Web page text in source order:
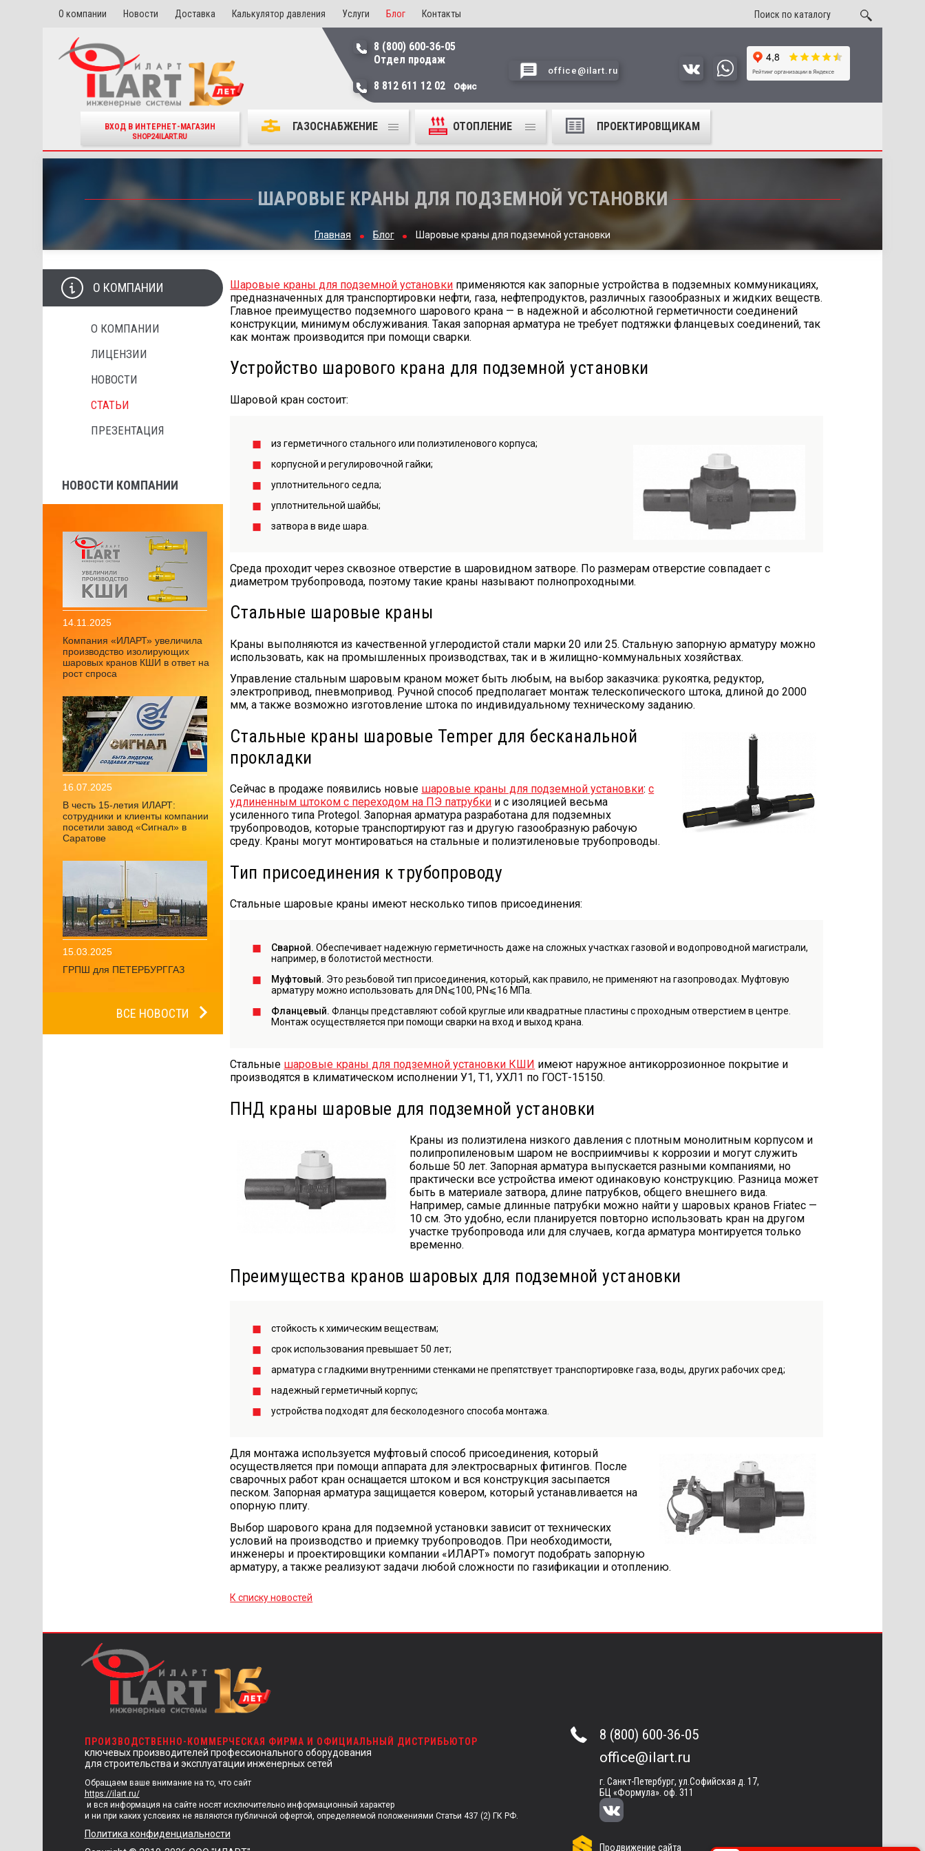
О компании Новости Доставка Калькулятор давления Услуги Блог Контакты
ВХОД В ИНТЕРНЕТ-МАГАЗИН
SHOP24ILART.RU
8 (800) 600-36-05
Отдел продаж
8 812 611 12 02
Офис
office@ilart.ru
ГАЗОСНАБЖЕНИЕ ОТОПЛЕНИЕ ПРОЕКТИРОВЩИКАМ
ШАРОВЫЕ КРАНЫ ДЛЯ ПОДЗЕМНОЙ УСТАНОВКИ
Главная Блог Шаровые краны для подземной установки
О КОМПАНИИ
О КОМПАНИИ
ЛИЦЕНЗИИ
НОВОСТИ
СТАТЬИ
ПРЕЗЕНТАЦИЯ
НОВОСТИ КОМПАНИИ
14.11.2025
Компания «ИЛАРТ» увеличила
производство изолирующих
шаровых кранов КШИ в ответ на
рост спроса
16.07.2025
В честь 15-летия ИЛАРТ:
сотрудники и клиенты компании
посетили завод «Сигнал» в
Саратове
15.03.2025
ГРПШ для ПЕТЕРБУРГГАЗ
ВСЕ НОВОСТИ
Шаровые краны для подземной установки применяются как запорные устройства в подземных коммуникациях,
предназначенных для транспортировки нефти, газа, нефтепродуктов, различных газообразных и жидких веществ.
Главное преимущество подземного шарового крана — в надежной и абсолютной герметичности соединений
конструкции, минимум обслуживания. Такая запорная арматура не требует подтяжки фланцевых соединений, так
как монтаж производится при помощи сварки.
Устройство шарового крана для подземной установки
Шаровой кран состоит:
из герметичного стального или полиэтиленового корпуса;
корпусной и регулировочной гайки;
уплотнительного седла;
уплотнительной шайбы;
затвора в виде шара.
Среда проходит через сквозное отверстие в шаровидном затворе. По размерам отверстие совпадает с
диаметром трубопровода, поэтому такие краны называют полнопроходными.
Стальные шаровые краны
Краны выполняются из качественной углеродистой стали марки 20 или 25. Стальную запорную арматуру можно
использовать, как на промышленных производствах, так и в жилищно-коммунальных хозяйствах.
Управление стальным шаровым краном может быть любым, на выбор заказчика: рукоятка, редуктор,
электропривод, пневмопривод. Ручной способ предполагает монтаж телескопического штока, длиной до 2000
мм, а также возможно изготовление штока по индивидуальному техническому заданию.
Стальные краны шаровые Temper для бесканальной
прокладки
Сейчас в продаже появились новые шаровые краны для подземной установки:с
удлиненным штоком с переходом на ПЭ патрубки и с изоляцией весьма
усиленного типа Protegol. Запорная арматура разработана для подземных
трубопроводов, которые транспортируют газ и другую газообразную рабочую
среду. Краны могут монтироваться на стальные и полиэтиленовые трубопроводы.
Тип присоединения к трубопроводу
Стальные шаровые краны имеют несколько типов присоединения:
Сварной. Обеспечивает надежную герметичность даже на сложных участках газовой и водопроводной магистрали,
например, в болотистой местности.
Муфтовый. Это резьбовой тип присоединения, который, как правило, не применяют на газопроводах. Муфтовую
арматуру можно использовать для DN⩽100, PN⩽16 МПа.
Фланцевый. Фланцы представляют собой круглые или квадратные пластины с проходным отверстием в центре.
Монтаж осуществляется при помощи сварки на вход и выход крана.
Стальные шаровые краны для подземной установки КШИ имеют наружное антикоррозионное покрытие и
производятся в климатическом исполнении У1, Т1, УХЛ1 по ГОСТ-15150.
ПНД краны шаровые для подземной установки
Краны из полиэтилена низкого давления с плотным монолитным корпусом и
полипропиленовым шаром не восприимчивы к коррозии и могут служить
больше 50 лет. Запорная арматура выпускается разными компаниями, но
практически все устройства имеют одинаковую конструкцию. Разница может
быть в материале затвора, длине патрубков, общего внешнего вида.
Например, самые длинные патрубки можно найти у шаровых кранов Friatec —
10 см. Это удобно, если планируется повторно использовать кран на другом
участке трубопровода или для случаев, когда арматура монтируется только
временно.
Преимущества кранов шаровых для подземной установки
стойкость к химическим веществам;
срок использования превышает 50 лет;
арматура с гладкими внутренними стенками не препятствует транспортировке газа, воды, других рабочих сред;
надежный герметичный корпус;
устройства подходят для бесколодезного способа монтажа.
Для монтажа используется муфтовый способ присоединения, который
осуществляется при помощи аппарата для электросварных фитингов. После
сварочных работ кран оснащается штоком и вся конструкция засыпается
песком. Запорная арматура защищается ковером, который устанавливается на
опорную плиту.
Выбор шарового крана для подземной установки зависит от технических
условий на производство и приемку трубопроводов. При необходимости,
инженеры и проектировщики компании «ИЛАРТ» помогут подобрать запорную
арматуру, а также реализуют задачи любой сложности по газификации и отоплению.
К списку новостей
ПРОИЗВОДСТВЕННО-КОММЕРЧЕСКАЯ ФИРМА И ОФИЦИАЛЬНЫЙ ДИСТРИБЬЮТОР
ключевых производителей профессионального оборудования
для строительства и эксплуатации инженерных сетей
Обращаем ваше внимание на то, что сайт
https://ilart.ru/
и вся информация на сайте носят исключительно информационный характер
и ни при каких условиях не являются публичной офертой, определяемой положениями Статьи 437 (2) ГК РФ.
Политика конфиденциальности
8 (800) 600-36-05
office@ilart.ru
г. Санкт-Петербург, ул.Софийская д. 17,
БЦ «Формула». оф. 311
Продвижение сайта